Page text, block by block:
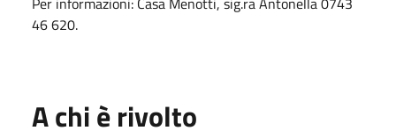
46 620.
A chi è rivolto